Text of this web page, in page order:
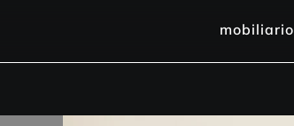
mobiliario